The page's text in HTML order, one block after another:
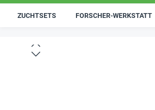
ZUCHTSETS FORSCHER-WERKSTATT